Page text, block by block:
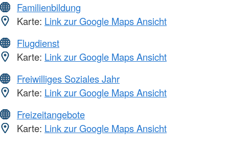
Familienbildung
Karte: Link zur Google Maps Ansicht
Flugdienst
Karte: Link zur Google Maps Ansicht
Freiwilliges Soziales Jahr
Karte: Link zur Google Maps Ansicht
Freizeitangebote
Karte: Link zur Google Maps Ansicht